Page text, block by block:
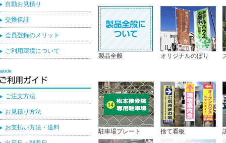
製品全般 オリジナルのぼり
駐車場プレート 捨て看板
自動お見積り
交換保証
会員登録のメリット
ご利用環境について
ご注文方法
お見積り方法
お支払い方法・送料